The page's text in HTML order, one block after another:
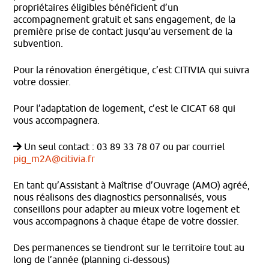
propriétaires éligibles bénéficient d’un
accompagnement gratuit et sans engagement, de la
première prise de contact jusqu’au versement de la
subvention.
Pour la rénovation énergétique, c’est CITIVIA qui suivra
votre dossier.
Pour l’adaptation de logement, c’est le CICAT 68 qui
vous accompagnera.
Un seul contact : 03 89 33 78 07 ou par courriel
pig_m2A@citivia.fr
En tant qu’Assistant à Maîtrise d’Ouvrage (AMO) agréé,
nous réalisons des diagnostics personnalisés, vous
conseillons pour adapter au mieux votre logement et
vous accompagnons à chaque étape de votre dossier.
Des permanences se tiendront sur le territoire tout au
long de l’année (planning ci-dessous)